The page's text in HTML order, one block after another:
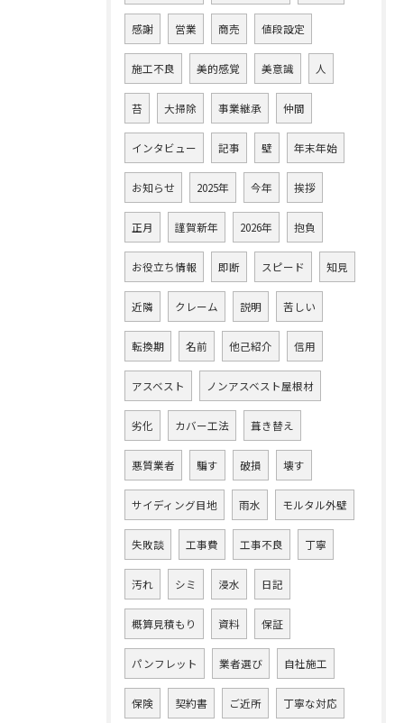
感謝 営業 商売 値段設定
施工不良 美的感覚 美意識 人
苔 大掃除 事業継承 仲間
インタビュー 記事 壁 年末年始
お知らせ 2025年 今年 挨拶
正月 謹賀新年 2026年 抱負
お役立ち情報 即断 スピード 知見
近隣 クレーム 説明 苦しい
転換期 名前 他己紹介 信用
アスベスト ノンアスベスト屋根材
劣化 カバー工法 葺き替え
悪質業者 騙す 破損 壊す
サイディング目地 雨水 モルタル外壁
失敗談 工事費 工事不良 丁寧
汚れ シミ 浸水 日記
概算見積もり 資料 保証
パンフレット 業者選び 自社施工
保険 契約書 ご近所 丁寧な対応